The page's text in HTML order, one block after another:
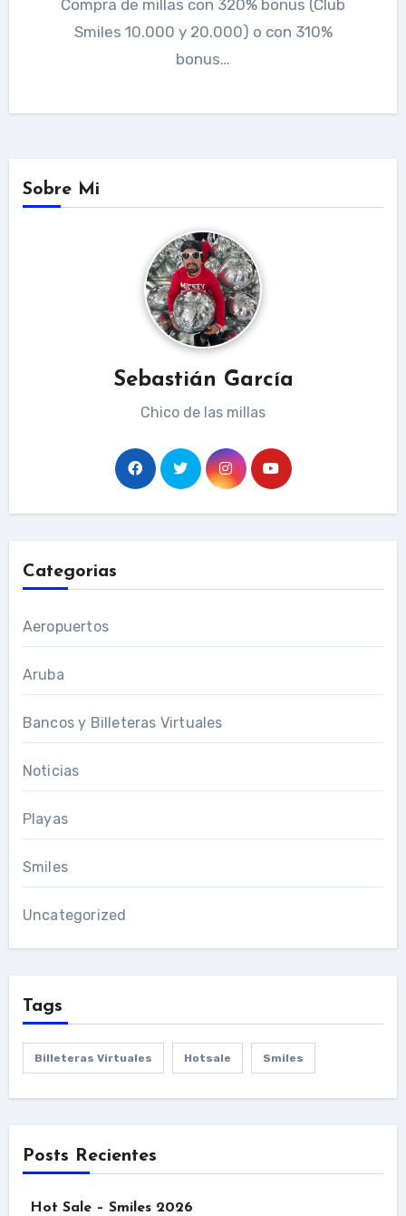
Compra de millas con 320% bonus (Club
Smiles 10.000 y 20.000) o con 310%
bonus…
Sobre Mi
Sebastián García
Chico de las millas
Categorias
Aeropuertos
Aruba
Bancos y Billeteras Virtuales
Noticias
Playas
Smiles
Uncategorized
Tags
Billeteras Virtuales Hotsale Smiles
Posts Recientes
Hot Sale – Smiles 2026